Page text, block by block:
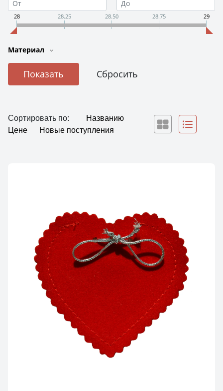
28 28.25 28.50 28.75 29
Материал
Сортировать по:
Названию
Цене
Новые поступления